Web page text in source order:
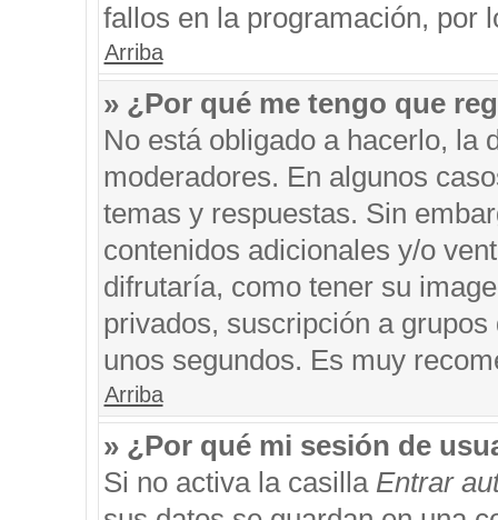
fallos en la programación, por
Arriba
» ¿Por qué me tengo que
No está obligado a hacerlo, la
moderadores. En algunos
temas y respuestas. Sin
contenidos adicionales y/o
difrutaría, como tener su
privados, suscripción a
unos segundos. Es muy
Arriba
» ¿Por qué mi sesión de
Si no activa la casilla Entrar